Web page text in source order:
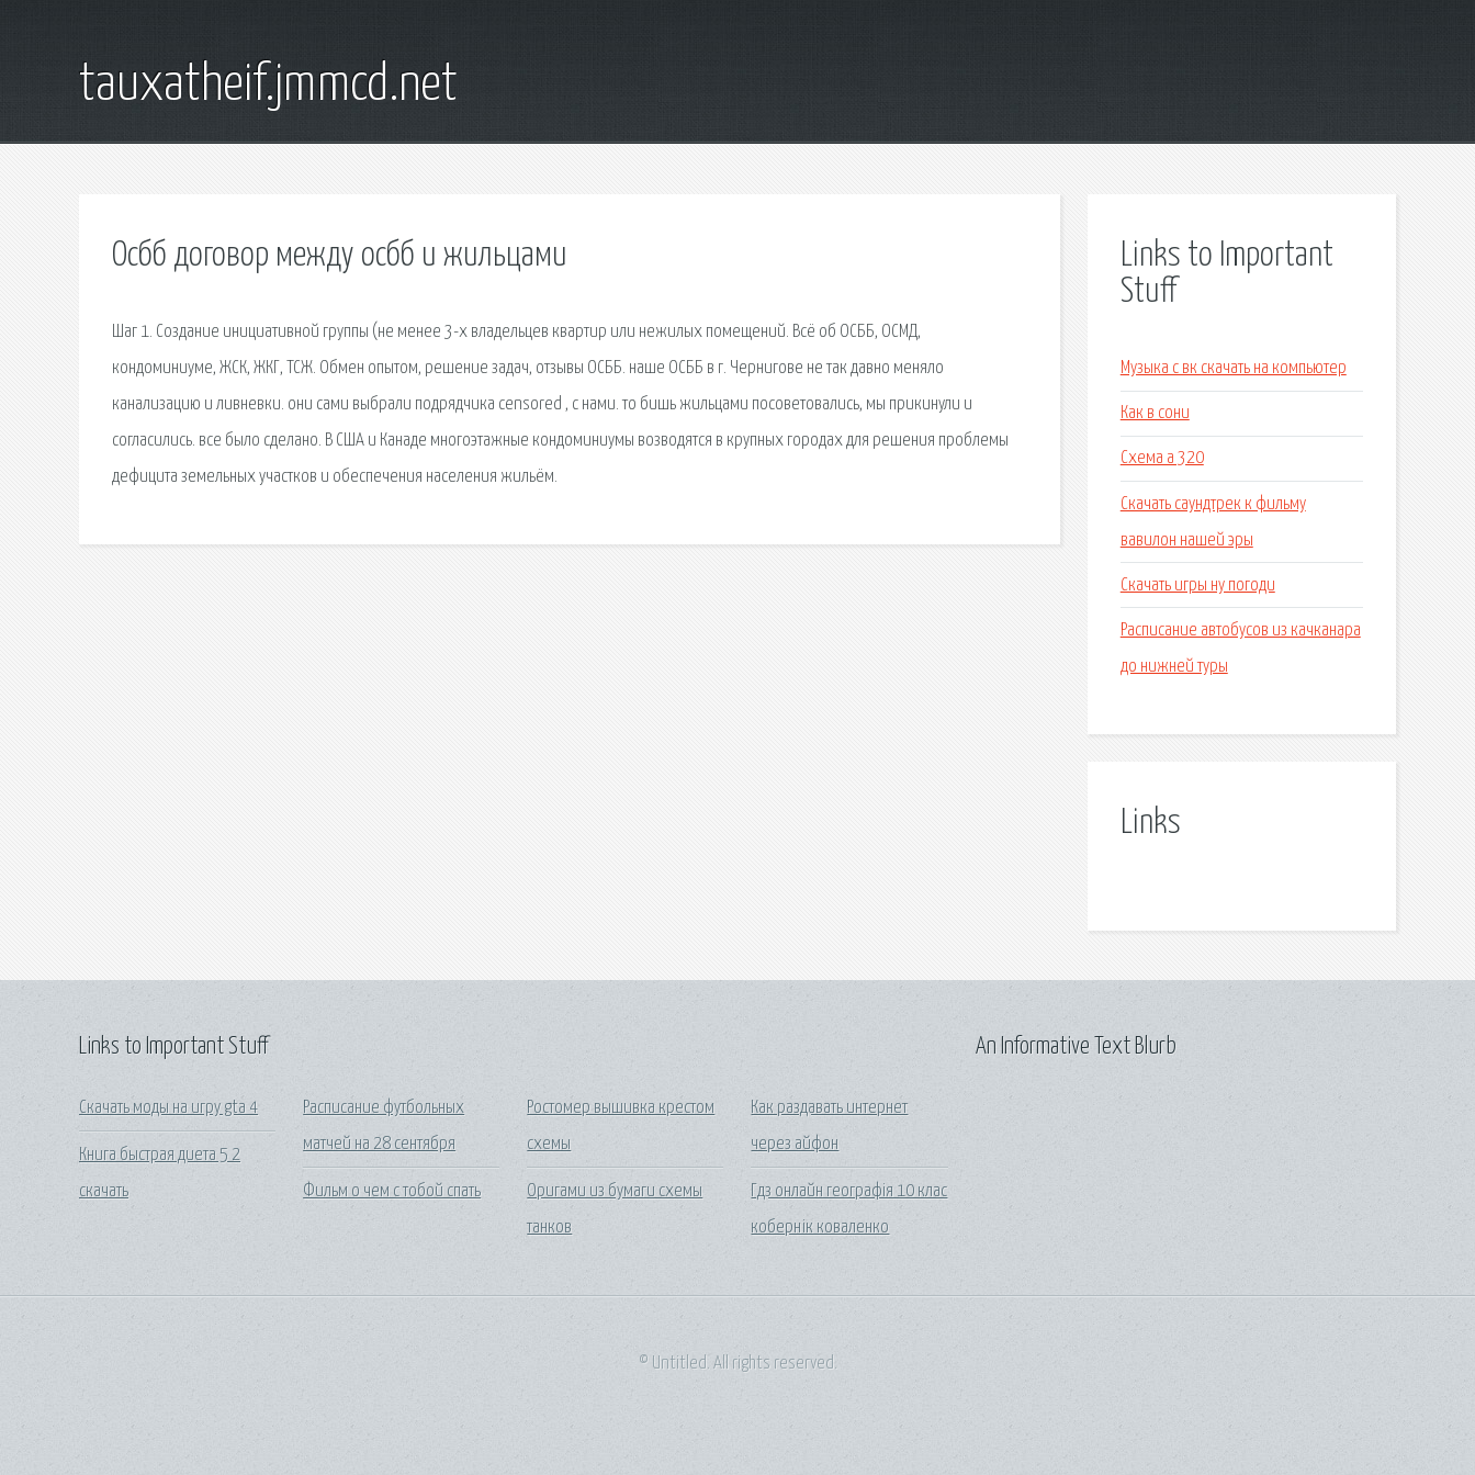
tauxatheif.jmmcd.net
Осбб договор между осбб и жильцами
Шаг 1. Создание инициативной группы (не менее 3-х владельцев квартир или нежилых помещений. Всё об ОСББ, ОСМД,
кондоминиуме, ЖСК, ЖКГ, ТСЖ. Обмен опытом, решение задач, отзывы ОСББ. наше ОСББ в г. Чернигове не так давно меняло
канализацию и ливневки. они сами выбрали подрядчика censored , с нами. то бишь жильцами посоветовались, мы прикинули и
согласились. все было сделано. В США и Канаде многоэтажные кондоминиумы возводятся в крупных городах для решения проблемы
дефицита земельных участков и обеспечения населения жильём.
Links to Important
Stuff
Музыка с вк скачать на компьютер
Как в сони
Схема а 320
Скачать саундтрек к фильму
вавилон нашей эры
Скачать игры ну погоди
Расписание автобусов из качканара
до нижней туры
Links
Links to Important Stuff
Скачать моды на игру gta 4
Книга быстрая диета 5 2
скачать
Расписание футбольных
матчей на 28 сентября
Фильм о чем с тобой спать
Ростомер вышивка крестом
схемы
Оригами из бумаги схемы
танков
Как раздавать интернет
через айфон
Гдз онлайн географія 10 клас
кобернік коваленко
An Informative Text Blurb
© Untitled. All rights reserved.